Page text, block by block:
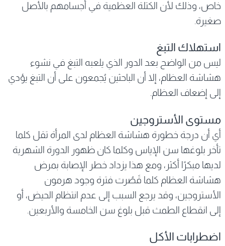
خاص، وذلك لأن الكتلة العظمية في أجسامهم بالأصل
صغيرة.
استهلاك التبغ
ليس من الواضح بعد الدور الذي يلعبه التبغ في نشوء
هشاشة العظام، إلا أن الباحثين يُجمعون على أن التبغ يؤدي
إلى إضعاف العظام.
مستوى الأستروجين
أي أن درجة خطورة هشاشة العظام لدى المرأة تقل كلما
تأخر بلوغها سن الإياس وكلما كان ظهور الدورة الشهرية
لديها مبكرًا أكثر، ومع هذا يزداد خطر الإصابة بمرض
هشاشة العظام كلما قَصُرت فترة وجود هرمون
الأستروجين، وقد يرجع السبب إلى عدم انتظام الحيض، أو
إلى انقطاع الطمث قبل بلوغ سن الخامسة والأربعين.
اضطرابات الأكل